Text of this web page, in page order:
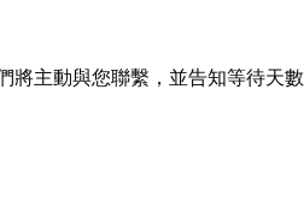
將主動與您聯繫，並告知等待天數